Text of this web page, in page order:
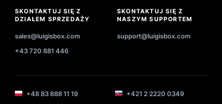
SKONTAKTUJ SIĘ Z
DZIAŁEM SPRZEDAŻY
sales@luigisbox.com
+43 720 881 446
SKONTAKTUJ SIĘ Z
NASZYM SUPPORTEM
support@luigisbox.com
+48 83 888 11 19 +421 2 2220 0349